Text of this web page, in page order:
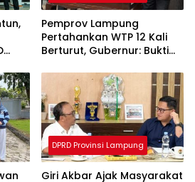
Pemprov Lampung
Pertahankan WTP 12 Kali
Berturut, Gubernur: Bukti
Keuangan Akuntabel
DPRD Provinsi Lampung
Giri Akbar Ajak Masyarakat